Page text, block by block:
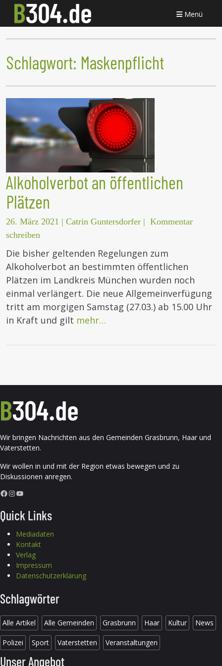
Menü
Schlagwort: Maskenpflicht
Alkoholverbot an öffentlichen
Plätzen
26. März 2021 | Catrin Guntersdorfer | Kommentar
schreiben
Die bisher geltenden Regelungen zum
Alkoholverbot an bestimmten öffentlichen
Plätzen im Landkreis München wurden noch
einmal verlängert. Die neue Allgemeinverfügung
tritt am morgigen Samstag (27.03.) ab 15.00 Uhr
in Kraft und gilt mehr…
Wir bringen Nachrichten aus den Gemeinden Grasbrunn, Haar und
Vaterstetten.
Wir wollen in und mit der Region etwas bewegen und zu
Diskussionen anregen.
Facebook InstagramYouTube
Quick Links
Mediadaten
Kontakt
Verlag
Impressum
Datenschutzerklärung
Schlagwörter
Alle Artikel Alle Gemeinden Grasbrunn Haar Kultur News
Polizei Sport Vaterstetten Veranstaltungen
Unser Angebot